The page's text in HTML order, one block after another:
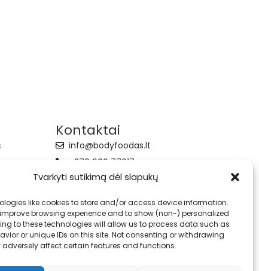
Tvarkyti sutikimą dėl slapukų
like cookies to store and/or access device information.
browsing experience and to show (non-) personalized
to these technologies will allow us to process data such as
or unique IDs on this site. Not consenting or withdrawing
affect certain features and functions.
Kontaktai
info@bodyfoodas.lt
+370 600 77017